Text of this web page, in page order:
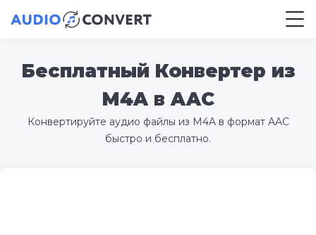
Бесплатный Конвертер из
M4A в AAC
Конвертируйте аудио файлы из M4A в формат AAC
быстро и бесплатно.